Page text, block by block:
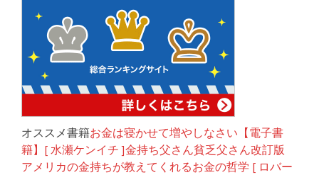
オススメ書籍お金は寝かせて増やしなさい【電子書
籍】[ 水瀬ケンイチ ]金持ち父さん貧乏父さん改訂版
アメリカの金持ちが教えてくれるお金の哲学 [ ロバー